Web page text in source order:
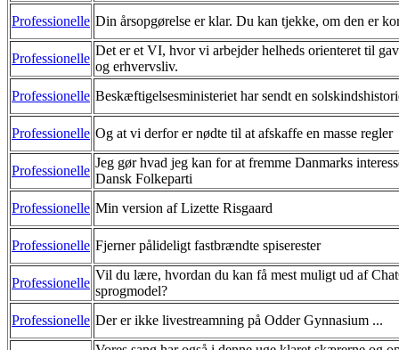
Professionelle Din årsopgørelse er klar. Du kan tjekke, om den er
Professionelle
Det er et VI, hvor vi arbejder helheds orienteret til
og erhvervsliv.
Professionelle Beskæftigelsesministeriet har sendt en
Professionelle Og at vi derfor er nødte til at afskaffe en masse regler
Professionelle
Jeg gør hvad jeg kan for at fremme Danmarks
Dansk Folkeparti
Professionelle Min version af Lizette Risgaard
Professionelle Fjerner pålideligt fastbrændte spiserester
Professionelle
Vil du lære, hvordan du kan få mest muligt ud af
sprogmodel?
Professionelle Der er ikke livestreamning på Odder Gynnasium ...